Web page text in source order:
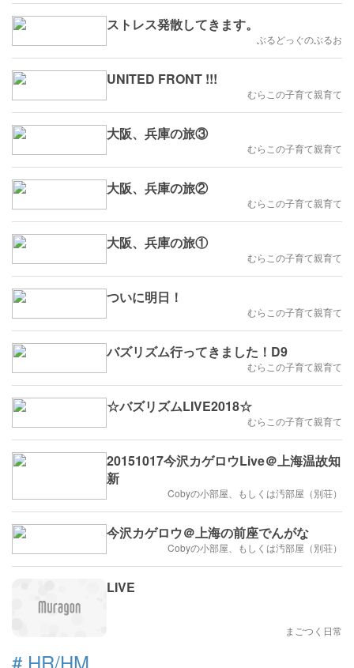
ストレス発散してきます。
ぶるどっぐのぶるお
UNITED FRONT !!!
むらこの子育て親育て
大阪、兵庫の旅③
むらこの子育て親育て
大阪、兵庫の旅②
むらこの子育て親育て
大阪、兵庫の旅①
むらこの子育て親育て
ついに明日！
むらこの子育て親育て
バズリズム行ってきました！D9
むらこの子育て親育て
☆バズリズムLIVE2018☆
むらこの子育て親育て
20151017今沢カゲロウLive＠上海温故知
新
Cobyの小部屋、もしくは汚部屋（別荘）
今沢カゲロウ＠上海の前座でんがな
Cobyの小部屋、もしくは汚部屋（別荘）
LIVE
まごつく日常
# HR/HM